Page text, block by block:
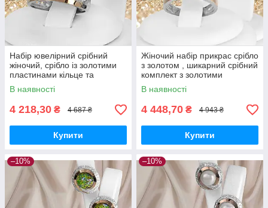
Набір ювелірний срібний
жіночий, срібло із золотими
пластинами кільце та
сережки, жіночий набір
прикрас
В наявності
4 218,30 ₴ 4 687 ₴
Купити
Жіночий набір прикрас срібло
з золотом , шикарний срібний
комплект з золотими
пластинами
В наявності
4 448,70 ₴ 4 943 ₴
Купити
–10% –10%